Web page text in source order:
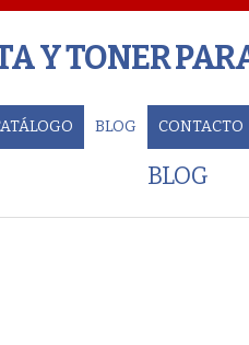
Y TONER
BLOG CONTACTO
BLOG